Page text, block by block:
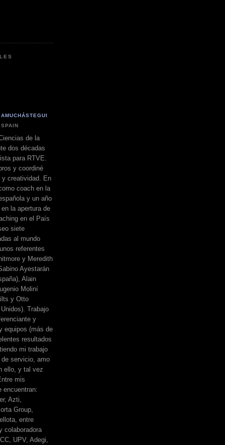
de la
dos décadas
para RTVE.
y coordiné
y creatividad. En
coach en la
y un año
la apertura de
en el País
siete
al mundo
referentes
y Meredith
Ayestarán
Alain
Moliní
y Otto
Trabajo
y
equipos (más de
resultados
mi trabajo
servicio, amo
ello, y tal vez
mis
encuentran:
Azti,
Group,
entre
colaboradora
UPV, Adegi,